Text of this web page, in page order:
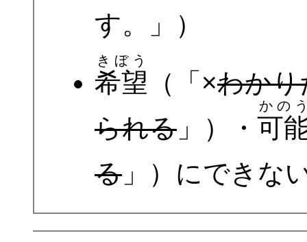
す。」）
希望
きぼう
（「×わかり
られる 」）・ 可
かの
る 」）にできな